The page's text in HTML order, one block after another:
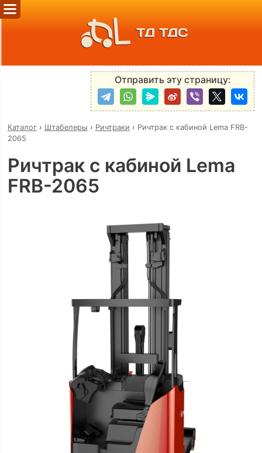
ТД ТДС
Отправить эту страницу:
Каталог› Штабелеры › Ричтраки › Ричтрак с кабиной Lema FRB-
2065
Ричтрак с кабиной Lema
FRB-2065